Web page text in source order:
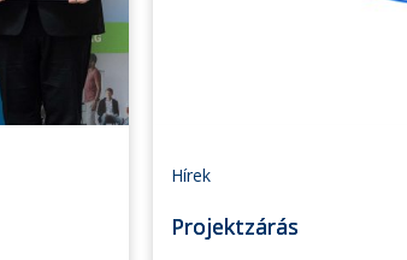
Hírek
Projektzárás